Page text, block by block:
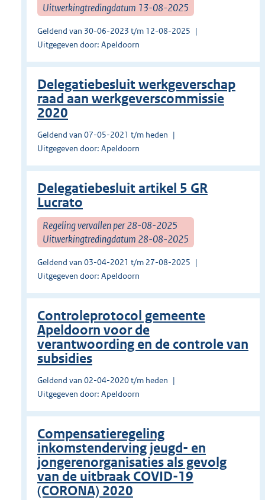
Uitwerkingtredingdatum 13-08-2025
Geldend van 30-06-2023 t/m 12-08-2025
Uitgegeven door: Apeldoorn
Delegatiebesluit werkgeverschap
raad aan werkgeverscommissie
2020
Geldend van 07-05-2021 t/m heden
Uitgegeven door: Apeldoorn
Delegatiebesluit artikel 5 GR
Lucrato
Regeling vervallen per 28-08-2025
Uitwerkingtredingdatum 28-08-2025
Geldend van 03-04-2021 t/m 27-08-2025
Uitgegeven door: Apeldoorn
Controleprotocol gemeente
Apeldoorn voor de
verantwoording en de controle van
subsidies
Geldend van 02-04-2020 t/m heden
Uitgegeven door: Apeldoorn
Compensatieregeling
inkomstenderving jeugd- en
jongerenorganisaties als gevolg
van de uitbraak COVID-19
(CORONA) 2020